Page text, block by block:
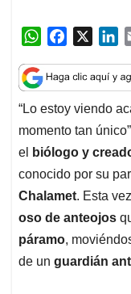
W
a
t
s
A
p
p
c
e
b
o
o
k
n
k
e
d
I
n
“Lo estoy viendo
momento tan
el
biólogo y
conocido por su
Chalamet. Esta
oso de anteojos
páramo,
de un guardián